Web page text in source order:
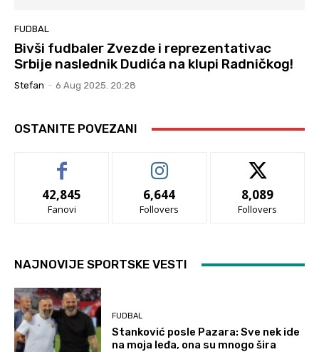
FUDBAL
Bivši fudbaler Zvezde i reprezentativac
Srbije naslednik Dudića na klupi Radničkog!
Stefan - 6 Aug 2025. 20:28
OSTANITE POVEZANI
42,845
Fanovi
6,644
Follovers
8,089
Follovers
NAJNOVIJE SPORTSKE VESTI
FUDBAL
Stanković posle Pazara: Sve nek ide
na moja leđa, ona su mnogo šira